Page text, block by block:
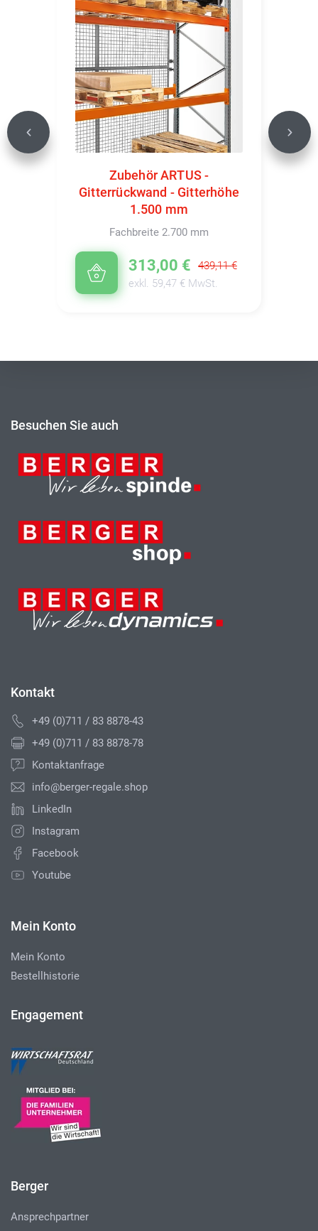
Zubehör ARTUS -
Gitterrückwand - Gitterhöhe
1.500 mm
Fachbreite 2.700 mm
313,00 €
439,11 €
exkl. 59,47 € MwSt.
Previous Next
Besuchen Sie auch
Kontakt
+49 (0)711 / 83 8878-43
+49 (0)711 / 83 8878-78
Kontaktanfrage
info@berger-regale.shop
LinkedIn
Instagram
Facebook
Youtube
Mein Konto
Mein Konto
Bestellhistorie
Engagement
Berger
Ansprechpartner